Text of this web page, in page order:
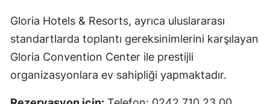
Gloria Hotels & Resorts, ayrıca uluslararası
standartlarda toplantı gereksinimlerini karşılayan
Gloria Convention Center ile prestijli
organizasyonlara ev sahipliği yapmaktadır.